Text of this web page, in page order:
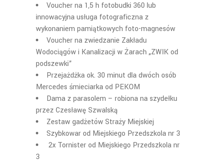
Voucher na 1,5 h fotobudki 360 lub
innowacyjna usługa fotograficzna z
wykonaniem pamiątkowych foto-magnesów
Voucher na zwiedzanie Zakładu
Wodociągów i Kanalizacji w Żarach „ZWIK od
podszewki”
Przejażdżka ok. 30 minut dla dwóch osób
Mercedes śmieciarka od PEKOM
Dama z parasolem – robiona na szydełku
przez Czesławę Szwalską
Zestaw gadżetów Straży Miejskiej
Szybkowar od Miejskiego Przedszkola nr 3
2x Tornister od Miejskiego Przedszkola nr
3